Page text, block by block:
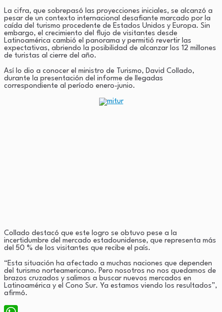
La cifra, que sobrepasó las proyecciones iniciales, se alcanzó a
pesar de un contexto internacional desafiante marcado por la
caída del turismo procedente de Estados Unidos y Europa. Sin
embargo, el crecimiento del flujo de visitantes desde
Latinoamérica cambió el panorama y permitió revertir las
expectativas, abriendo la posibilidad de alcanzar los 12 millones
de turistas al cierre del año.
Así lo dio a conocer el ministro de Turismo, David Collado,
durante la presentación del informe de llegadas
correspondiente al período enero-junio.
Collado destacó que este logro se obtuvo pese a la
incertidumbre del mercado estadounidense, que representa más
del 50 % de los visitantes que recibe el país.
“Esta situación ha afectado a muchas naciones que dependen
del turismo norteamericano. Pero nosotros no nos quedamos de
brazos cruzados y salimos a buscar nuevos mercados en
Latinoamérica y el Cono Sur. Ya estamos viendo los resultados”,
afirmó.